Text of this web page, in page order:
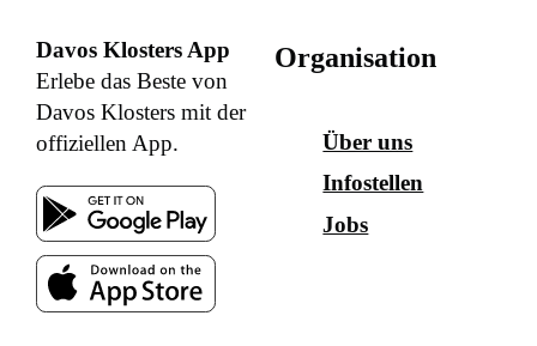
Davos Klosters App
Erlebe das Beste von
Davos Klosters mit der
offiziellen App.
Organisation
Über uns
Infostellen
Jobs